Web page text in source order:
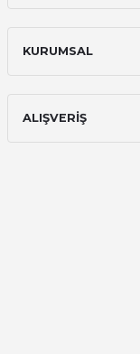
KURUMSAL
ALIŞVERİŞ